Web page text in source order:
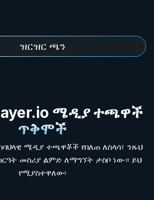
ዝርዝር ጫን
ሜዲያ ተጫዋች
ጥቅሞች
ከባህላዊ ሜዲያ ተጫዋቾች የበለጠ ለስላሳ፣ ንጹህ
መስሪያ ልምድ ለማግኘት ታስቦ ነው። ይህ
የሚያስተዋለው፡